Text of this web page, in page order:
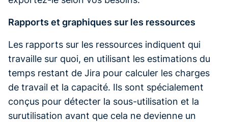
Rapports et graphiques sur les ressources
Les rapports sur les ressources indiquent qui
travaille sur quoi, en utilisant les estimations du
temps restant de Jira pour calculer les charges
de travail et la capacité. Ils sont spécialement
conçus pour détecter la sous-utilisation et la
surutilisation avant que cela ne devienne un